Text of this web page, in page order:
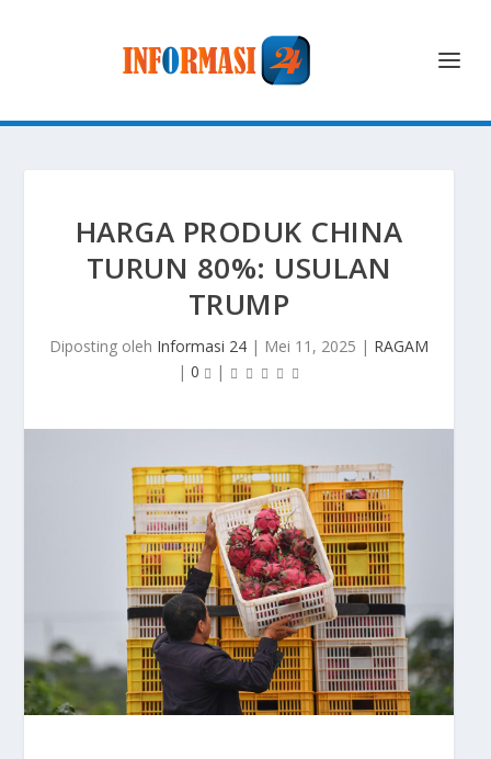
HARGA PRODUK CHINA
TURUN 80%: USULAN
TRUMP
Diposting oleh Informasi 24 | Mei 11, 2025 | RAGAM
| 0 |